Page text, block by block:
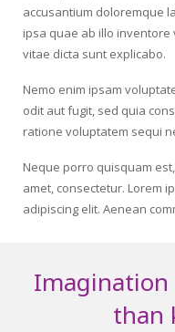
accusantium doloremque
ipsa quae ab illo
vitae dicta sunt explicabo.
Nemo enim ipsam
odit aut fugit, sed quia
ratione voluptatem sequi
Neque porro quisquam
amet, consectetur. Lorem
adipiscing elit. Aenean
than